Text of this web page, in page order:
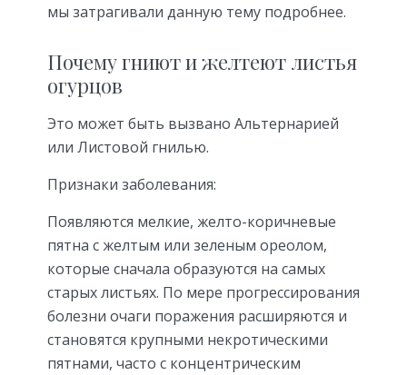
мы затрагивали данную тему подробнее.
Почему гниют и желтеют листья
огурцов
Это может быть вызвано Альтернарией
или Листовой гнилью.
Признаки заболевания:
Появляются мелкие, желто-коричневые
пятна с желтым или зеленым ореолом,
которые сначала образуются на самых
старых листьях. По мере прогрессирования
болезни очаги поражения расширяются и
становятся крупными некротическими
пятнами, часто с концентрическим